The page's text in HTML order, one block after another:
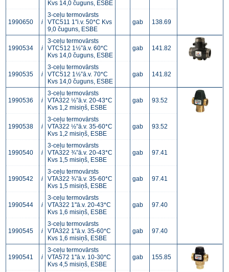
Kvs 14,0 čuguns, ESBE
1990650 i
3-ceļu termovārsts
VTC511 1''i.v. 50*C Kvs
9,0 čuguns, ESBE
gab 138.69
1990534 i
3-ceļu termovārsts
VTC512 1½”ā.v. 60*C
Kvs 14,0 čuguns, ESBE
gab 141.82
1990535 i
3-ceļu termovārsts
VTC512 1½”ā.v. 70*C
Kvs 14,0 čuguns, ESBE
gab 141.82
1990536 i
3-ceļu termovārsts
VTA322 ½”ā.v. 20-43*C
Kvs 1,2 misiņš, ESBE
gab 93.52
1990538 i
3-ceļu termovārsts
VTA322 ½”ā.v. 35-60*C
Kvs 1,2 misiņš, ESBE
gab 93.52
1990540 i
3-ceļu termovārsts
VTA322 ¾”ā.v. 20-43*C
Kvs 1,5 misiņš, ESBE
gab 97.41
1990542 i
3-ceļu termovārsts
VTA322 ¾”ā.v. 35-60*C
Kvs 1,5 misiņš, ESBE
gab 97.41
1990544 i
3-ceļu termovārsts
VTA322 1''ā.v. 20-43*C
Kvs 1,6 misiņš, ESBE
gab 97.40
1990545 i
3-ceļu termovārsts
VTA322 1''ā.v. 35-60*C
Kvs 1,6 misiņš, ESBE
gab 97.40
1990541 i
3-ceļu termovārsts
VTA572 1''ā.v. 10-30*C
Kvs 4,5 misiņš, ESBE
gab 155.85